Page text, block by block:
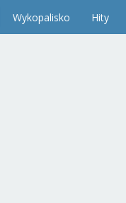
Wykopalisko Hity